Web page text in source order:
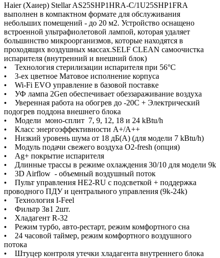
Haier (Хаиер) Stellar AS25SHP1HRA-C/1U25SHP1FRA
выполнен в компактном формате для обслуживания
небольших помещений - до 20 м2. Устройство оснащено
встроенной ультрафиолетовой лампой, которая удаляет
большинство микроорганизмов, которые находятся в
проходящих воздушных массах.SELF CLEAN самоочистка
испарителя (внутренний и внешний блок)
• Технология стерилизации испарителя при 56°С
• 3-ех цветное Матовое исполнение корпуса
• Wi-Fi EVO управление в базовой поставке
• УФ лампа 2Gen обеспечивает обеззараживание воздуха
• Уверенная работа на обогрев до -20С + Электрический
подогрев поддона внешнего блока
• Модели моно-сплит 7, 9, 12, 18 и 24 kBtu/h
• Класс энергоэффективности А+/A++
• Низкий уровень шума от 18 дБ(А) (для модели 7 kBtu/h)
• Модуль подачи свежего воздуха O2-fresh (опция)
• Ag+ покрытие испарителя
• Длинные трассы в режиме охлаждения 30/10 для модели 9k
• 3D Airflow - объемный воздушный поток
• Пульт управления HE2-RU с подсветкой + поддержка
проводного ПДУ и центрального управления (9k-24k)
• Технология I-Feel
• Фильтр 3в1 2шт.
• Хладагент R-32
• Режим турбо, авто-рестарт, режим комфортного сна
• 24 часовой таймер, режим комфортного воздушного
потока
• Штуцер контроля утечки хладагента внутреннего блока